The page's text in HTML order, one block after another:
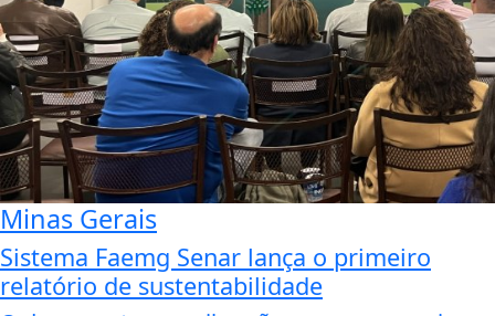
Minas Gerais
Sistema Faemg Senar lança o primeiro
relatório de sustentabilidade